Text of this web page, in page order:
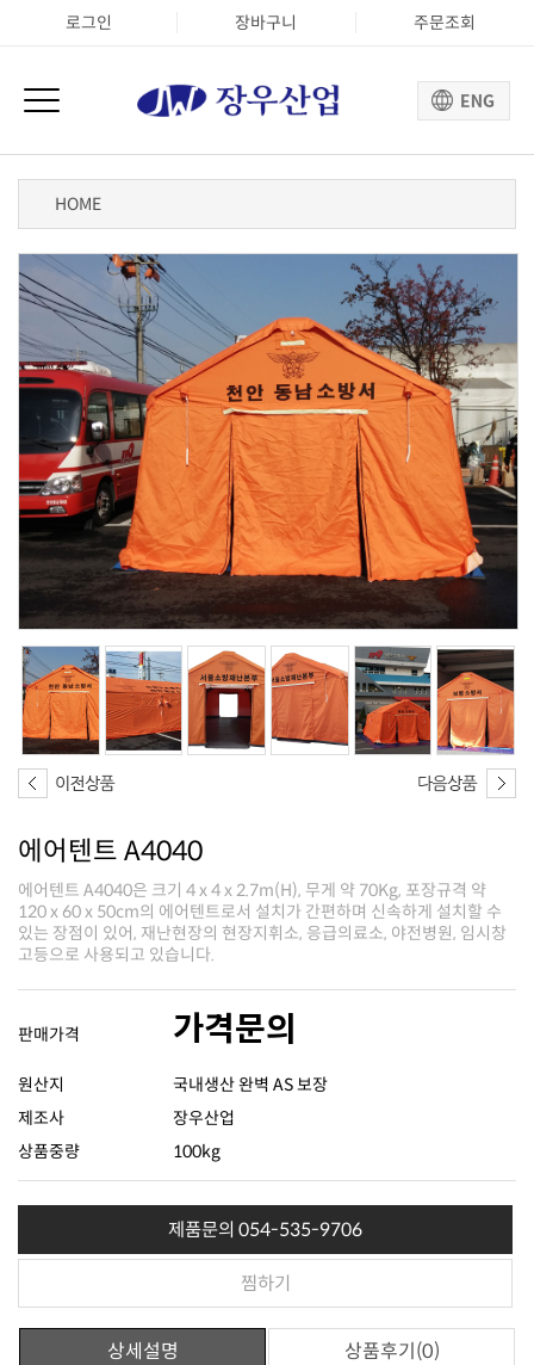
로그인 장바구니 주문조회
HOME
에어텐트 A4040
고등으로 사용되고 있습니다.
판매가격 가격문의
원산지
국내생산 완벽 AS 보장
제조사
장우산업
상품중량
100kg
제품문의 054-535-9706
찜하기
상세설명
상품후기(0)